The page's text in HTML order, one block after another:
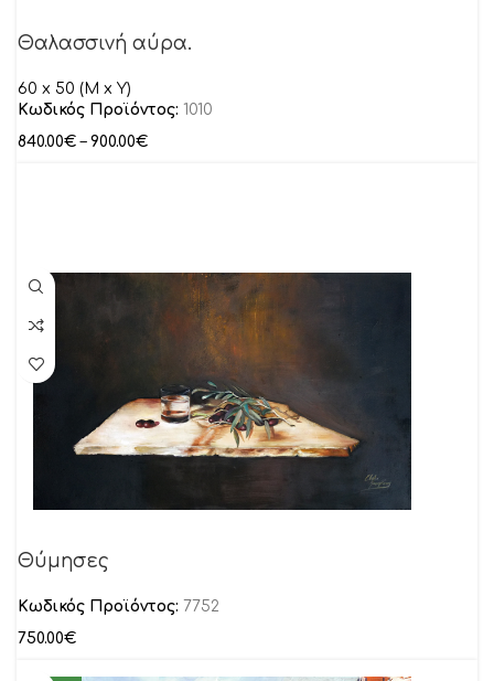
Θαλασσινή αύρα.
60 x 50 (M x Y)
Κωδικός Προϊόντος: 1010
840.00€ – 900.00€
Θύμησες
Κωδικός Προϊόντος: 7752
750.00€